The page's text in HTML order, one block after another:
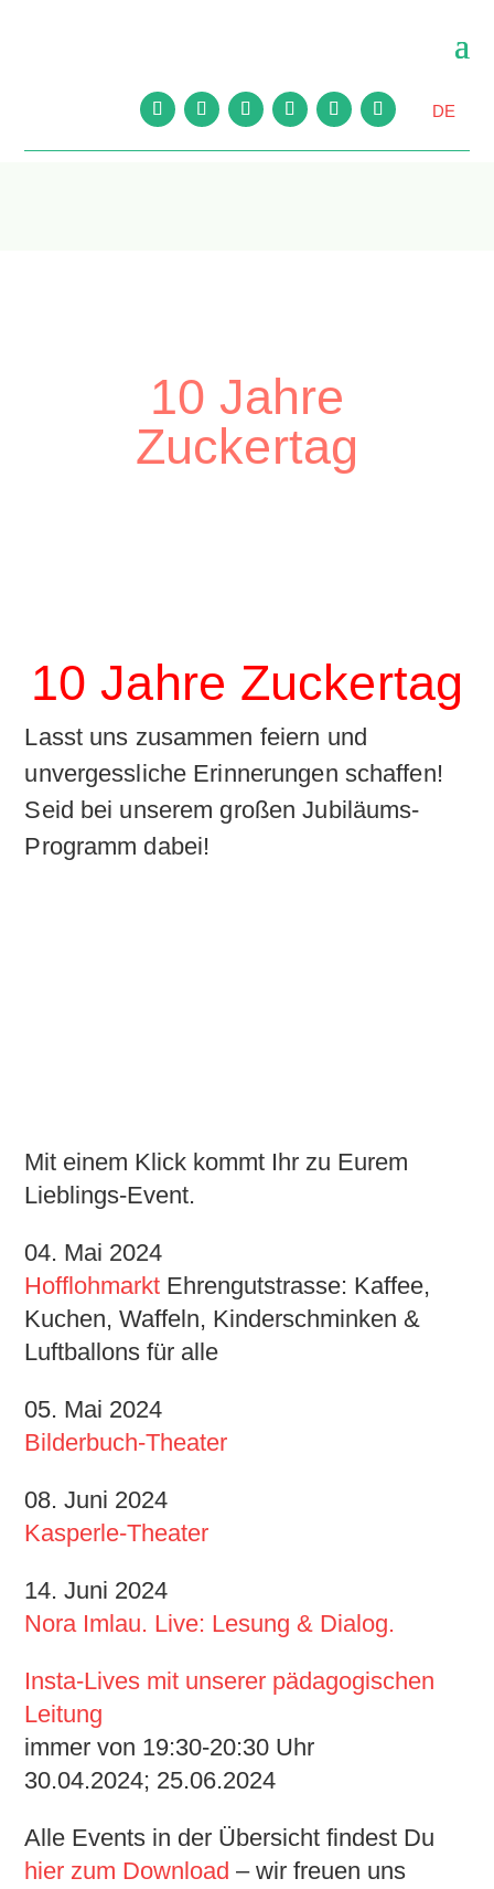
DE
10 Jahre
Zuckertag
10 Jahre Zuckertag
Lasst uns zusammen feiern und
unvergessliche Erinnerungen schaffen!
Seid bei unserem großen Jubiläums-
Programm dabei!
Mit einem Klick kommt Ihr zu Eurem
Lieblings-Event.
04. Mai 2024
Hofflohmarkt Ehrengutstrasse: Kaffee,
Kuchen, Waffeln, Kinderschminken &
Luftballons für alle
05. Mai 2024
Bilderbuch-Theater
08. Juni 2024
Kasperle-Theater
14. Juni 2024
Nora Imlau. Live: Lesung & Dialog.
Insta-Lives mit unserer pädagogischen
Leitung
immer von 19:30-20:30 Uhr
30.04.2024; 25.06.2024
Alle Events in der Übersicht findest Du
hier zum Download – wir freuen uns